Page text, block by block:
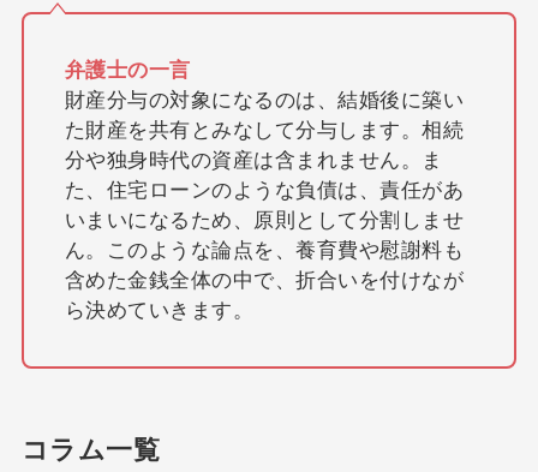
弁護士の一言
財産分与の対象になるのは、結婚後に築い
た財産を共有とみなして分与します。相続
分や独身時代の資産は含まれません。ま
た、住宅ローンのような負債は、責任があ
いまいになるため、原則として分割しませ
ん。このような論点を、養育費や慰謝料も
含めた金銭全体の中で、折合いを付けなが
ら決めていきます。
コラム一覧